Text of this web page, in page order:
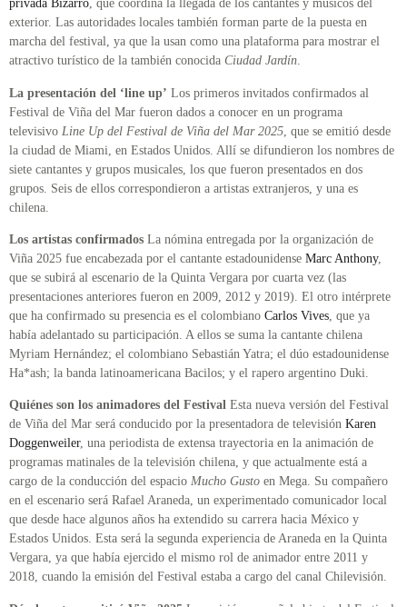
privada Bizarro, que coordina la llegada de los cantantes y músicos del
exterior. Las autoridades locales también forman parte de la puesta en
marcha del festival, ya que la usan como una plataforma para mostrar el
atractivo turístico de la también conocida Ciudad Jardín.
La presentación del ‘line up’ Los primeros invitados confirmados al
Festival de Viña del Mar fueron dados a conocer en un programa
televisivo Line Up del Festival de Viña del Mar 2025 , que se emitió desde
la ciudad de Miami, en Estados Unidos. Allí se difundieron los nombres de
siete cantantes y grupos musicales, los que fueron presentados en dos
grupos. Seis de ellos correspondieron a artistas extranjeros, y una es
chilena.
Los artistas confirmados La nómina entregada por la organización de
Viña 2025 fue encabezada por el cantante estadounidense Marc Anthony,
que se subirá al escenario de la Quinta Vergara por cuarta vez (las
presentaciones anteriores fueron en 2009, 2012 y 2019). El otro intérprete
que ha confirmado su presencia es el colombiano Carlos Vives , que ya
había adelantado su participación. A ellos se suma la cantante chilena
Myriam Hernández; el colombiano Sebastián Yatra; el dúo estadounidense
Ha*ash; la banda latinoamericana Bacilos; y el rapero argentino Duki.
Quiénes son los animadores del Festival Esta nueva versión del Festival
de Viña del Mar será conducido por la presentadora de televisión Karen
Doggenweiler, una periodista de extensa trayectoria en la animación de
programas matinales de la televisión chilena, y que actualmente está a
cargo de la conducción del espacio Mucho Gusto en Mega. Su compañero
en el escenario será Rafael Araneda, un experimentado comunicador local
que desde hace algunos años ha extendido su carrera hacia México y
Estados Unidos. Esta será la segunda experiencia de Araneda en la Quinta
Vergara, ya que había ejercido el mismo rol de animador entre 2011 y
2018, cuando la emisión del Festival estaba a cargo del canal Chilevisión.